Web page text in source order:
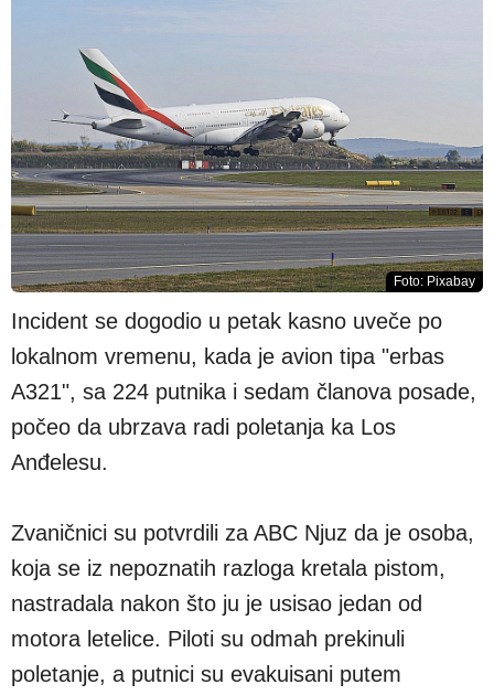
Foto: Pixabay
Incident se dogodio u petak kasno uveče po
lokalnom vremenu, kada je avion tipa "erbas
A321", sa 224 putnika i sedam članova posade,
počeo da ubrzava radi poletanja ka Los
Anđelesu.
Zvaničnici su potvrdili za ABC Njuz da je osoba,
koja se iz nepoznatih razloga kretala pistom,
nastradala nakon što ju je usisao jedan od
motora letelice. Piloti su odmah prekinuli
poletanje, a putnici su evakuisani putem